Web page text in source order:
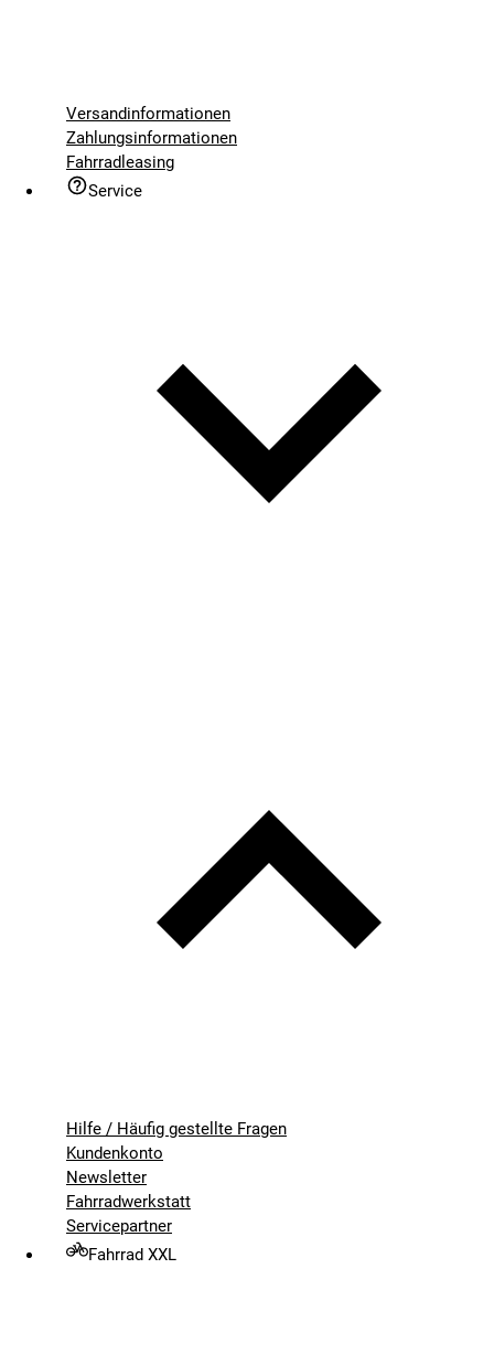
Versandinformationen
Zahlungsinformationen
Fahrradleasing
Service
Hilfe / Häufig gestellte Fragen
Kundenkonto
Newsletter
Fahrradwerkstatt
Servicepartner
Fahrrad XXL